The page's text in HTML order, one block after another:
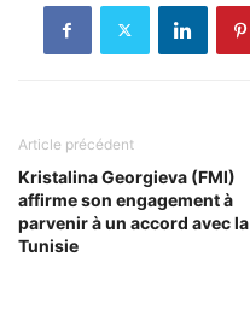
Article précédent
Kristalina Georgieva (FMI)
affirme son engagement à
parvenir à un accord avec la
Tunisie